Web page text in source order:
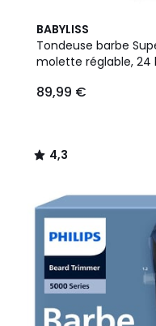
BABYLISS
Tondeuse barbe
molette réglable, 24
mn
€.
89,99 €
4,3
/ 5
4,3
/